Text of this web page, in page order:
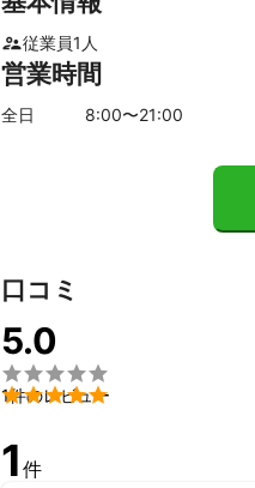
便利なおじさんと言う名前のとお
弊社を使っていただき便利な暮ら
アピールポイント
いわゆる便利屋さんが行う業務
サービスまでお客様が少しでも
主に、ハウスクリーニング、不
ます。
従業員1 人
営業時間
全日 8:00〜21:00
口コミ
5.0


1件のレビュー
1 件